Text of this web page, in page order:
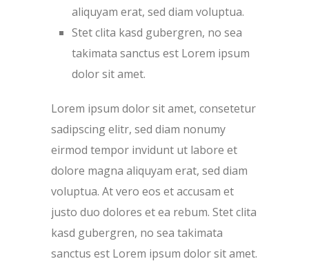
aliquyam erat, sed diam voluptua.
Stet clita kasd gubergren, no sea
takimata sanctus est Lorem ipsum
dolor sit amet.
Lorem ipsum dolor sit amet, consetetur
sadipscing elitr, sed diam nonumy
eirmod tempor invidunt ut labore et
dolore magna aliquyam erat, sed diam
voluptua. At vero eos et accusam et
justo duo dolores et ea rebum. Stet clita
kasd gubergren, no sea takimata
sanctus est Lorem ipsum dolor sit amet.